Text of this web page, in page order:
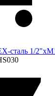
сталь 1/